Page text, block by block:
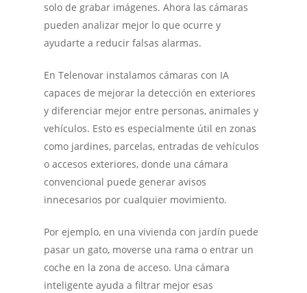
solo de grabar imágenes. Ahora las cámaras
pueden analizar mejor lo que ocurre y
ayudarte a reducir falsas alarmas.
En Telenovar instalamos cámaras con IA
capaces de mejorar la detección en exteriores
y diferenciar mejor entre personas, animales y
vehículos. Esto es especialmente útil en zonas
como jardines, parcelas, entradas de vehículos
o accesos exteriores, donde una cámara
convencional puede generar avisos
innecesarios por cualquier movimiento.
Por ejemplo, en una vivienda con jardín puede
pasar un gato, moverse una rama o entrar un
coche en la zona de acceso. Una cámara
inteligente ayuda a filtrar mejor esas